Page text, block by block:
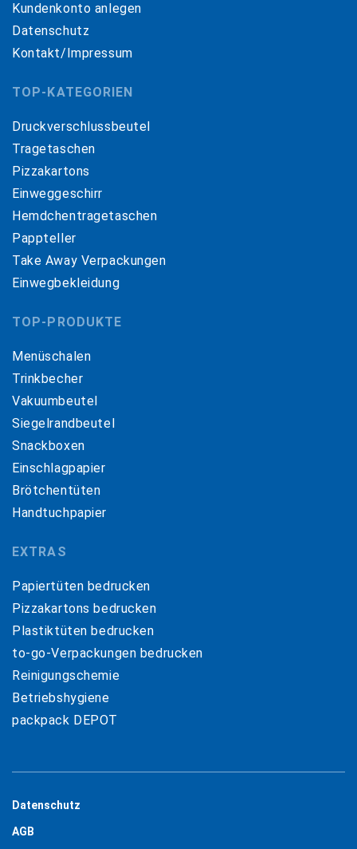
Kundenkonto anlegen
Datenschutz
Kontakt/Impressum
TOP-KATEGORIEN
Druckverschlussbeutel
Tragetaschen
Pizzakartons
Einweggeschirr
Hemdchentragetaschen
Pappteller
Take Away Verpackungen
Einwegbekleidung
TOP-PRODUKTE
Menüschalen
Trinkbecher
Vakuumbeutel
Siegelrandbeutel
Snackboxen
Einschlagpapier
Brötchentüten
Handtuchpapier
EXTRAS
Papiertüten bedrucken
Pizzakartons bedrucken
Plastiktüten bedrucken
to-go-Verpackungen bedrucken
Reinigungschemie
Betriebshygiene
packpack DEPOT
Datenschutz
AGB